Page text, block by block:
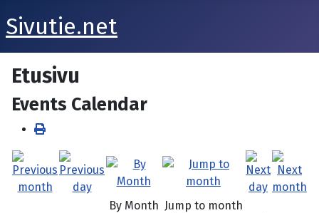
Sivutie.net
Etusivu
Events Calendar
By Month Jump to month